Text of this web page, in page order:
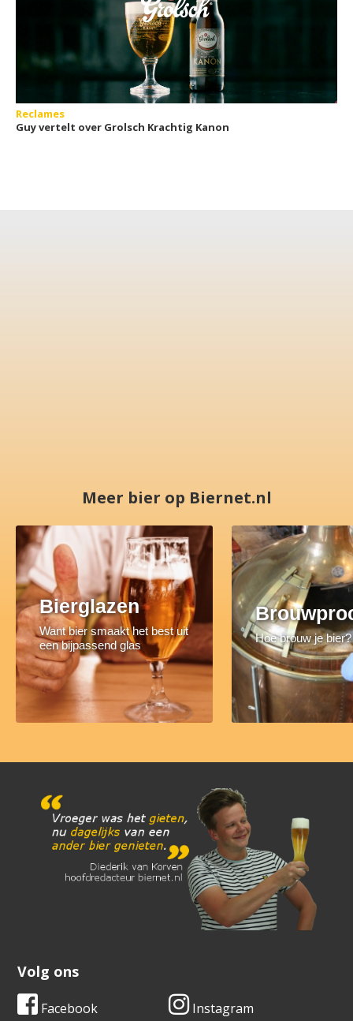
Reclames
Guy vertelt over Grolsch Krachtig Kanon
Meer bier op Biernet.nl
Bierglazen
Want bier smaakt het best uit
een bijpassend glas
Hoe brouw je bier?
Volg ons
Facebook Instagram